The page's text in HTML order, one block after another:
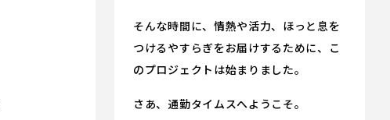
そんな時間に、情熱や活力、ほっと息を
つけるやすらぎをお届けするために、こ
のプロジェクトは始まりました。
さあ、通勤タイムスへようこそ。